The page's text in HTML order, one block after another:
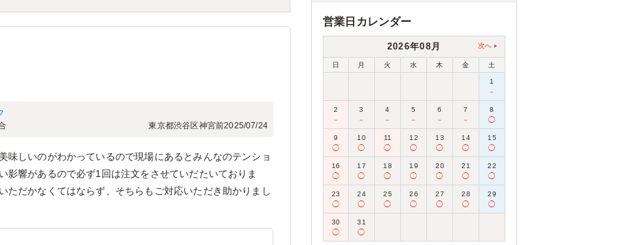
東京都渋谷区神宮前2025/07/24
味しいのがわかっているので現場にあるとみんなのテンショ
影響があるので必ず1回は注文をさせていだたいておりま
ただかなくてはならず、そちらもご対応いただき助かりまし
営業日カレンダー
2026年08月 次へ
日 月 火 水 木 金 土
1
－
2
－
3
－
4
－
5
－
6
－
7
－
8
◯
9
◯
10
◯
11
◯
12
◯
13
◯
14
◯
15
◯
16
◯
17
◯
18
◯
19
◯
20
◯
21
◯
22
◯
23
◯
24
◯
25
◯
26
◯
27
◯
28
◯
29
◯
30
◯
31
◯